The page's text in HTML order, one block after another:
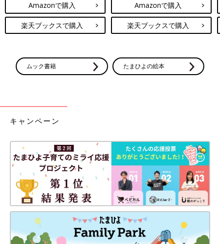
Amazonで購入
楽天ブックスで購入
Amazonで購入
楽天ブックスで購入
ムック書籍 たまひよの絵本
キャンペーン